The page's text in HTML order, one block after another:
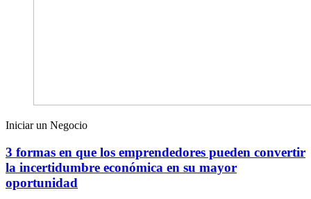
Iniciar un Negocio
3 formas en que los emprendedores pueden convertir
la incertidumbre económica en su mayor
oportunidad